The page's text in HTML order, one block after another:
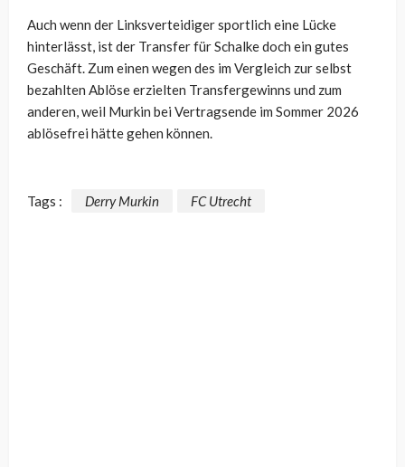
Auch wenn der Linksverteidiger sportlich eine Lücke
hinterlässt, ist der Transfer für Schalke doch ein gutes
Geschäft. Zum einen wegen des im Vergleich zur selbst
bezahlten Ablöse erzielten Transfergewinns und zum
anderen, weil Murkin bei Vertragsende im Sommer 2026
ablösefrei hätte gehen können.
Tags : Derry Murkin FC Utrecht